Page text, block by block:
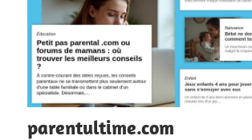
parentultime.com